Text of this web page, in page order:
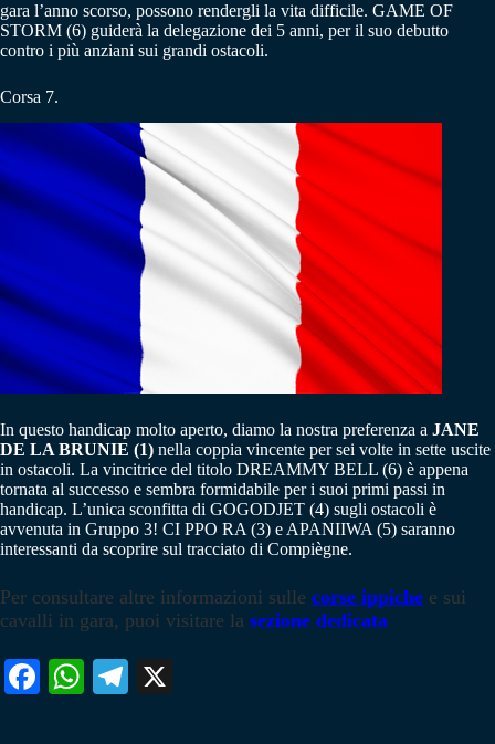
gara l’anno scorso, possono rendergli la vita difficile. GAME OF
STORM (6) guiderà la delegazione dei 5 anni, per il suo debutto
contro i più anziani sui grandi ostacoli.
Corsa 7.
In questo handicap molto aperto, diamo la nostra preferenza a JANE
DE LA BRUNIE (1) nella coppia vincente per sei volte in sette uscite
in ostacoli. La vincitrice del titolo DREAMMY BELL (6) è appena
tornata al successo e sembra formidabile per i suoi primi passi in
handicap. L’unica sconfitta di GOGODJET (4) sugli ostacoli è
avvenuta in Gruppo 3! CI PPO RA (3) e APANIIWA (5) saranno
interessanti da scoprire sul tracciato di Compiègne.
Per consultare altre informazioni sulle corse ippiche e sui
cavalli in gara, puoi visitare la sezione dedicata
Fa W
Te